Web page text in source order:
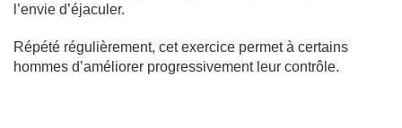
l’envie d’éjaculer.
Répété régulièrement, cet exercice permet à certains
hommes d’améliorer progressivement leur contrôle.